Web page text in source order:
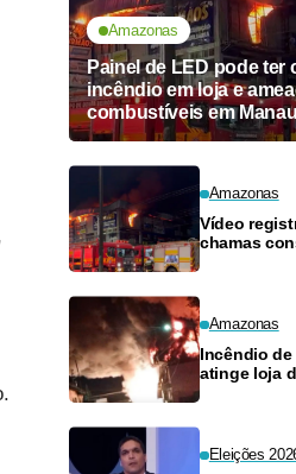
Amazonas
Painel de LED pode ter
incêndio em loja e
combustíveis em
Amazonas
Vídeo
chamas
Amazonas
Incêndio
atinge loja
Eleições